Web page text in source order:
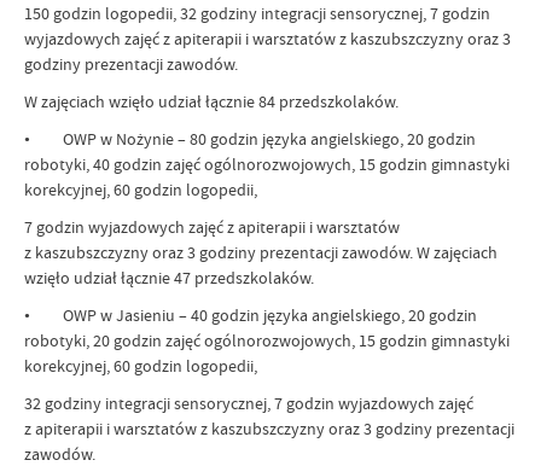
150 godzin logopedii, 32 godziny integracji sensorycznej, 7 godzin
wyjazdowych zajęć z apiterapii i warsztatów z kaszubszczyzny oraz 3
godziny prezentacji zawodów.
W zajęciach wzięło udział łącznie 84 przedszkolaków.
• OWP w Nożynie – 80 godzin języka angielskiego, 20 godzin
robotyki, 40 godzin zajęć ogólnorozwojowych, 15 godzin gimnastyki
korekcyjnej, 60 godzin logopedii,
7 godzin wyjazdowych zajęć z apiterapii i warsztatów
z kaszubszczyzny oraz 3 godziny prezentacji zawodów. W zajęciach
wzięło udział łącznie 47 przedszkolaków.
• OWP w Jasieniu – 40 godzin języka angielskiego, 20 godzin
robotyki, 20 godzin zajęć ogólnorozwojowych, 15 godzin gimnastyki
korekcyjnej, 60 godzin logopedii,
32 godziny integracji sensorycznej, 7 godzin wyjazdowych zajęć
z apiterapii i warsztatów z kaszubszczyzny oraz 3 godziny prezentacji
zawodów.